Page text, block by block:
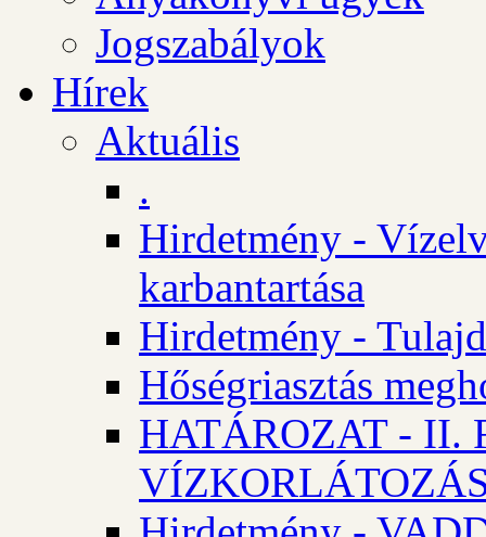
Jogszabályok
Hírek
Aktuális
.
Hirdetmény -
karbantartása
Hirdetmény -
Hőségriasztás
HATÁROZAT - II.